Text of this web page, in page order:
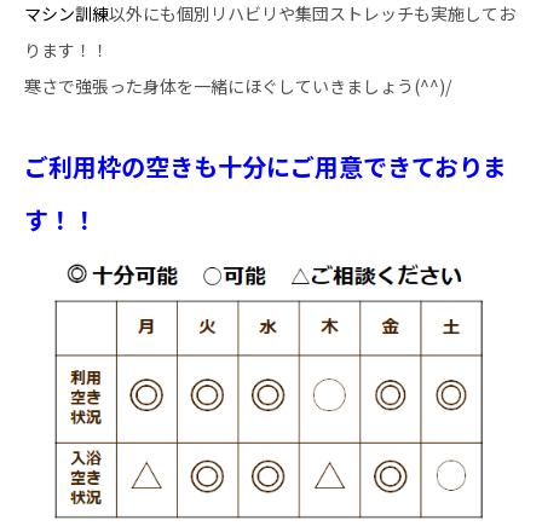
マシン訓練以外にも個別リハビリや集団ストレッチも実施してお
ります！！
寒さで強張った身体を一緒にほぐしていきましょう(^^)/
ご利用枠の空きも十分にご用意できておりま
す！！